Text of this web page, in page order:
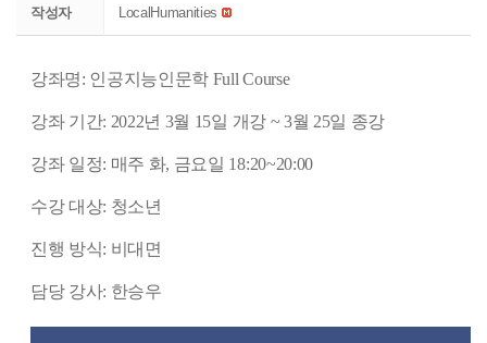
작성자 LocalHumanities
강좌명: 인공지능인문학 Full Course
강좌 기간: 2022년 3월 15일 개강 ~ 3월 25일 종강
강좌 일정: 매주 화, 금요일 18:20~20:00
수강 대상: 청소년
진행 방식: 비대면
담당 강사: 한승우